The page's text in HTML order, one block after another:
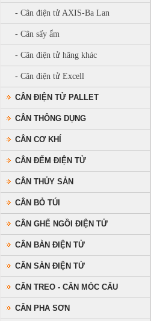
- Cân điện tử AXIS-Ba Lan
- Cân sấy ẩm
- Cân điện tử hãng khác
- Cân điện tử Excell
CÂN ĐIỆN TỬ PALLET
CÂN THÔNG DỤNG
CÂN CƠ KHÍ
CÂN ĐẾM ĐIỆN TỬ
CÂN THỦY SẢN
CÂN BỎ TÚI
CÂN GHẾ NGỒI ĐIỆN TỬ
CÂN BÀN ĐIỆN TỬ
CÂN SÀN ĐIỆN TỬ
CÂN TREO - CÂN MÓC CẨU
CÂN PHA SƠN